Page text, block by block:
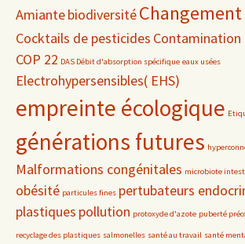
Amiantebiodiversité
Cocktails de pesticides
COP 22 DAS Débit d'absorption spécifique eaux usées
Electrohypersensibles( EHS)
empreinte écologique
générations futures
Malformations congénitales microbiote
obésité particules fines pertubateurs
plastiques pollution protoxyde d'azote puberté
recyclage des plastiques salmonelles santé au travail santé